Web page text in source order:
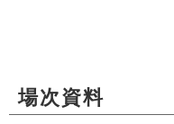
場次資料